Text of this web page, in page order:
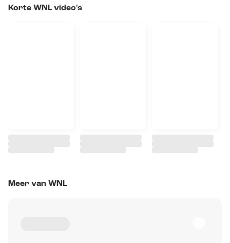
Korte WNL video's
Meer van WNL